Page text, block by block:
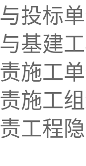
投标
基建
施工
施工
工程